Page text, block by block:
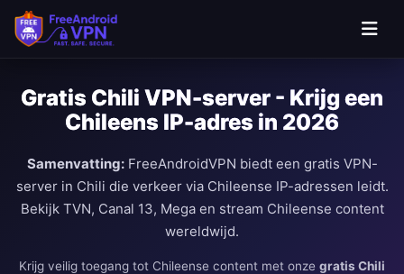
Ga naar hoofdinhoud
Gratis Chili VPN-server - Krijg een
Chileens IP-adres in 2026
Samenvatting:FreeAndroidVPN biedt een gratis VPN-
server in Chili die verkeer via Chileense IP-adressen leidt.
Bekijk TVN, Canal 13, Mega en stream Chileense content
wereldwijd.
Krijg veilig toegang tot Chileense content met onze gratis Chili